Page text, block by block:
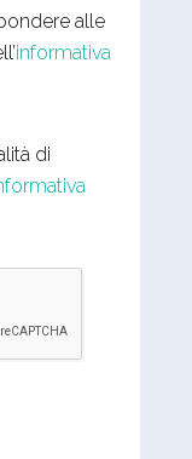
alle
informativa
di